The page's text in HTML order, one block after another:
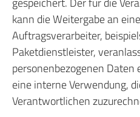
kann die Weitergabe an
Auftragsverarbeiter,
Paketdienstleister,
personenbezogenen
eine interne Verwendung,
Verantwortlichen